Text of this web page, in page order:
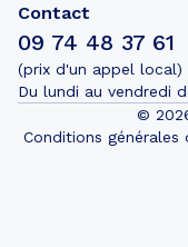
Contact
09 74 48 37 61
(prix d'un appel local)
Du lundi au vendredi
©
Conditions générales